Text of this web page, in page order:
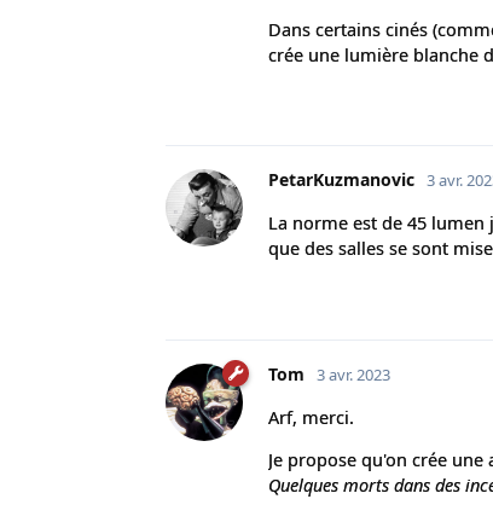
Dans certains cinés
crée une lumière blanche
PetarKuzmanovic 3 avr.
La norme est de 45 lumen
que des salles se sont
Tom 3 avr. 2023
Arf, merci.
Je propose qu'on crée
Quelques morts dans des